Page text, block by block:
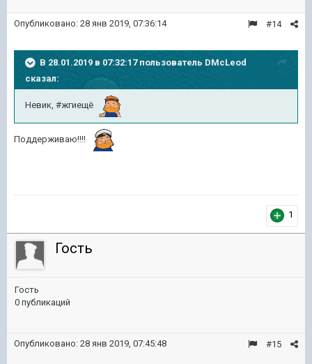
#14
Опубликовано: 28 янв 2019, 07:36:14
В 28.01.2019 в 07:32:17 пользователь DMcLeod
сказал:
Невик, #жгиещё
Поддерживаю!!!!
1
Гость
Гость
0 публикаций
#15
Опубликовано: 28 янв 2019, 07:45:48